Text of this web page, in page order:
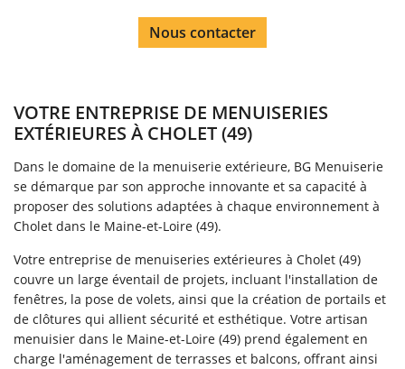
Nous contacter
VOTRE ENTREPRISE DE MENUISERIES
EXTÉRIEURES À CHOLET (49)
Dans le domaine de la menuiserie extérieure, BG Menuiserie
se démarque par son approche innovante et sa capacité à
proposer des solutions adaptées à chaque environnement à
Cholet dans le Maine-et-Loire (49).
Votre entreprise de menuiseries extérieures à Cholet (49)
couvre un large éventail de projets, incluant l'installation de
fenêtres, la pose de volets, ainsi que la création de portails et
de clôtures qui allient sécurité et esthétique. Votre artisan
menuisier dans le Maine-et-Loire (49) prend également en
charge l'aménagement de terrasses et balcons, offrant ainsi